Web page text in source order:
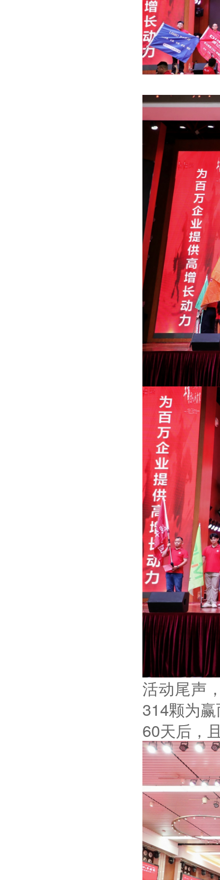
活动尾声
314颗为
60天后，